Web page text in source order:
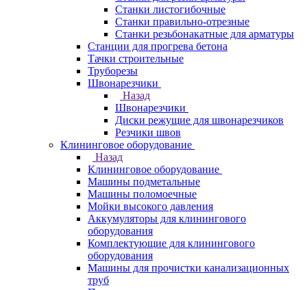
Станки листогибочные
Станки правильно-отрезные
Станки резьбонакатные для арматуры
Станции для прогрева бетона
Тачки строительные
Труборезы
Швонарезчики
Назад
Швонарезчики
Диски режущие для швонарезчиков
Резчики швов
Клининговое оборудование
Назад
Клининговое оборудование
Машины подметальные
Машины поломоечные
Мойки высокого давления
Аккумуляторы для клинингового
оборудования
Комплектующие для клинингового
оборудования
Машины для прочистки канализационных
труб